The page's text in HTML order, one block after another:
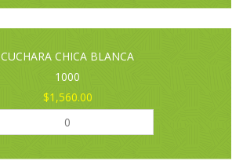
CUCHARA CHICA BLANCA
1000
$1,560.00